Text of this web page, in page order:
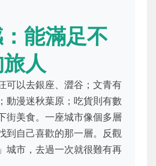
能滿足不
人
可以去銀座、澀谷；文青有
動漫迷秋葉原；吃貨則有數
街美食。一座城市像個多層
到自己喜歡的那一層。反觀
城市，去過一次就很難有再